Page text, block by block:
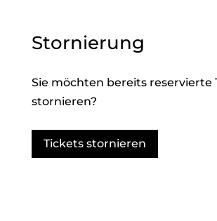
Stornierung
Sie möchten bereits reservierte
stornieren?
Tickets stornieren